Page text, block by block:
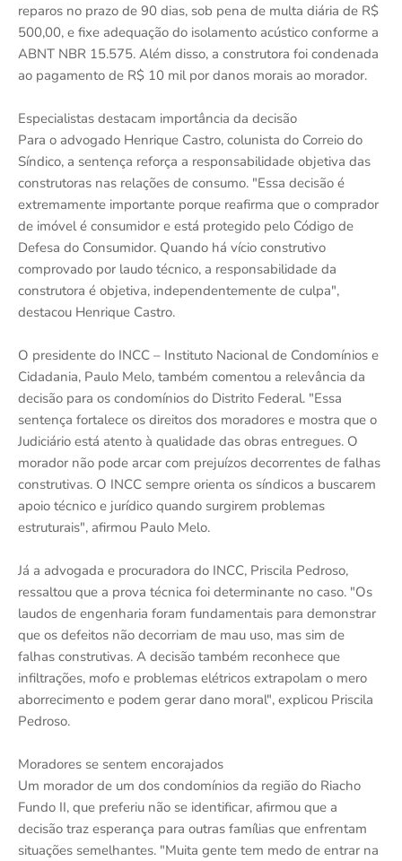
reparos no prazo de 90 dias, sob pena de multa diária de R$
500,00, e fixe adequação do isolamento acústico conforme a
ABNT NBR 15.575. Além disso, a construtora foi condenada
ao pagamento de R$ 10 mil por danos morais ao morador.
Especialistas destacam importância da decisão
Para o advogado Henrique Castro, colunista do Correio do
Síndico, a sentença reforça a responsabilidade objetiva das
construtoras nas relações de consumo. "Essa decisão é
extremamente importante porque reafirma que o comprador
de imóvel é consumidor e está protegido pelo Código de
Defesa do Consumidor. Quando há vício construtivo
comprovado por laudo técnico, a responsabilidade da
construtora é objetiva, independentemente de culpa",
destacou Henrique Castro.
O presidente do INCC – Instituto Nacional de Condomínios e
Cidadania, Paulo Melo, também comentou a relevância da
decisão para os condomínios do Distrito Federal. "Essa
sentença fortalece os direitos dos moradores e mostra que o
Judiciário está atento à qualidade das obras entregues. O
morador não pode arcar com prejuízos decorrentes de falhas
construtivas. O INCC sempre orienta os síndicos a buscarem
apoio técnico e jurídico quando surgirem problemas
estruturais", afirmou Paulo Melo.
Já a advogada e procuradora do INCC, Priscila Pedroso,
ressaltou que a prova técnica foi determinante no caso. "Os
laudos de engenharia foram fundamentais para demonstrar
que os defeitos não decorriam de mau uso, mas sim de
falhas construtivas. A decisão também reconhece que
infiltrações, mofo e problemas elétricos extrapolam o mero
aborrecimento e podem gerar dano moral", explicou Priscila
Pedroso.
Moradores se sentem encorajados
Um morador de um dos condomínios da região do Riacho
Fundo II, que preferiu não se identificar, afirmou que a
decisão traz esperança para outras famílias que enfrentam
situações semelhantes. "Muita gente tem medo de entrar na